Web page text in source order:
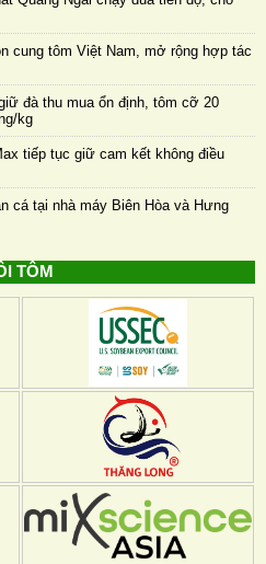
cung tôm Việt Nam, mở rộng hợp tác
đà thu mua ổn định, tôm cỡ 20
kg
tiếp tục giữ cam kết không điều
cá tại nhà máy Biên Hòa và Hưng
TÔM